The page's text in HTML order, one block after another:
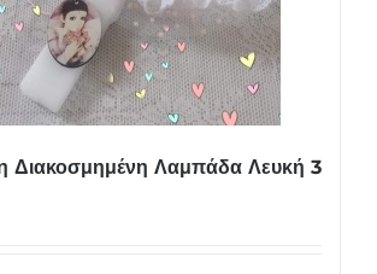
Διακοσμημένη Λαμπάδα Λευκή 3